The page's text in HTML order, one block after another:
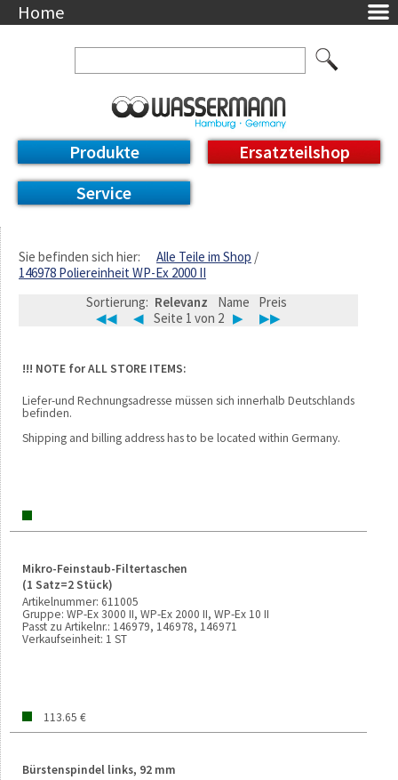
Home
Ansprechpartner
Datenschutzerklärung
Messetermine
Downloads
Feinwerk
DE / EN
Deutsch
English
Produkte
Ersatzteilshop
Service
Sie befinden sich hier:
Alle Teile im Shop
146978 Poliereinheit WP-Ex 2000 II
Sortierung: Relevanz Name
Preis
◀◀
◀ Seite 1 von 2 ▶ ▶▶
!!! NOTE for ALL STORE ITEMS:
Liefer-und Rechnungsadresse müssen sich innerhalb Deutschlands
befinden.
Shipping and billing address has to be located within Germany.
Mikro-Feinstaub-Filtertaschen
(1 Satz=2 Stück)
Artikelnummer: 611005
Gruppe: WP-Ex 3000 II, WP-Ex 2000 II, WP-Ex 10 II
Passt zu Artikelnr.: 146979, 146978, 146971
Verkaufseinheit: 1 ST
113.65 €
Bürstenspindel links, 92 mm